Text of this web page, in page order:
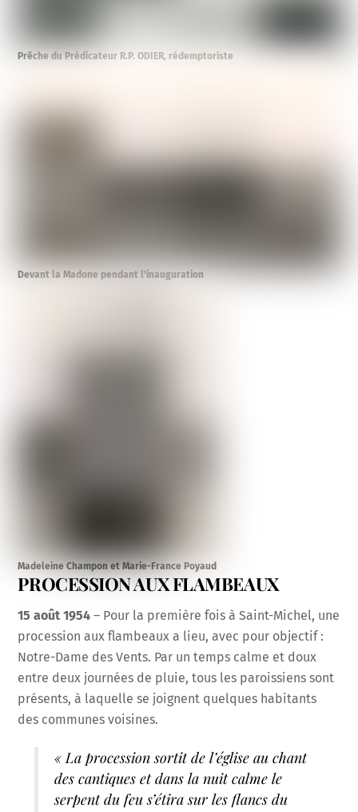
Prêche du Prédicateur R.P. ODIER, rédemptoriste
Devant la Madone pendant l’inauguration
Madeleine Champon et Marie-France Poyaud
PROCESSION AUX FLAMBEAUX
15 août 1954 – Pour la première fois à Saint-Michel, une
procession aux flambeaux a lieu, avec pour objectif :
Notre-Dame des Vents. Par un temps calme et doux
entre deux journées de pluie, tous les paroissiens sont
présents, à laquelle se joignent quelques habitants
des communes voisines.
« La procession sortit de l’église au chant
des cantiques et dans la nuit calme le
serpent du feu s’étira sur les flancs du